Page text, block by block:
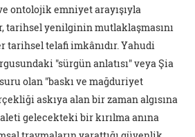
ontolojik emniyet arayışıyla
tarihsel yenilginin mutlaklaşmasını
tarihsel telafi imkânıdır. Yahudi
"sürgün anlatısı" veya Şia
olan "baskı ve mağduriyet
askıya alan bir zaman algısına
gelecekteki bir kırılma anına